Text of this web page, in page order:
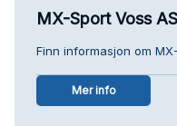
MX-Sport Voss AS
Finn informasjon om
Mer info